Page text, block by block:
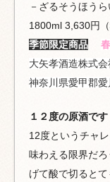
－ざるそうほうら
1800ml 3,630円（
季節限定商品
大矢孝酒造株式会
神奈川県愛甲郡愛
１２度の原酒です
12度というチャ
味わえる限界だ
げて酸で切ると